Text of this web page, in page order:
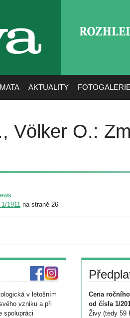
AKTUALITY
Völker O.:
1911 na straně 26
v letošním
vzniku a při
spolupráci
Cena
od čísla 1/
Živy (tedy 59